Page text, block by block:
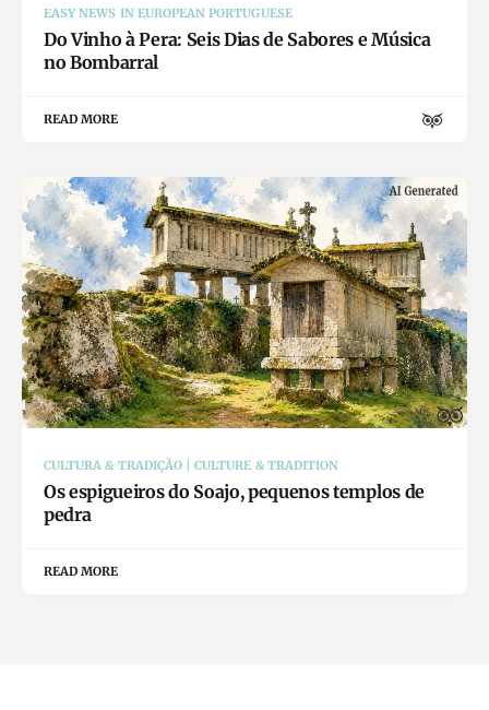
EASY NEWS IN EUROPEAN PORTUGUESE
Do Vinho à Pera: Seis Dias de Sabores e Música
no Bombarral
READ MORE
CULTURA & TRADIÇÃO | CULTURE & TRADITION
Os espigueiros do Soajo, pequenos templos de
pedra
READ MORE